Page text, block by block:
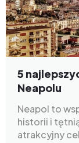
5
Neapolu
Neapol to
historii i
atrakcyjny